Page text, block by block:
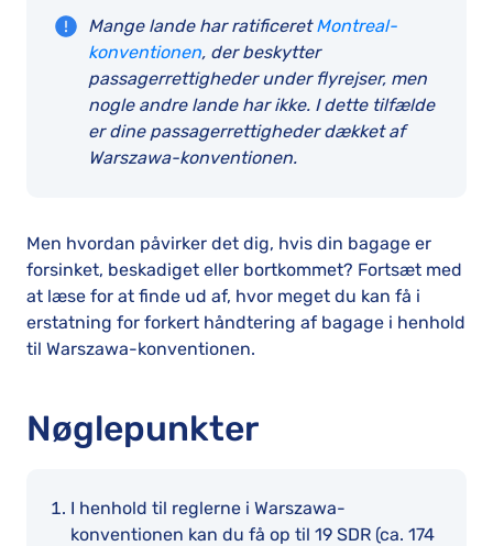
Mange lande har ratificeretMontreal-
konventionen, der beskytter
passagerrettigheder under flyrejser, men
nogle andre lande har ikke. I dette tilfælde
er dine passagerrettigheder dækket af
Warszawa-konventionen.
Men hvordan påvirker det dig, hvis din bagage er
forsinket, beskadiget eller bortkommet? Fortsæt med
at læse for at finde ud af, hvor meget du kan få i
erstatning for forkert håndtering af bagage i henhold
til Warszawa-konventionen.
Nøglepunkter
I henhold til reglerne i Warszawa-
konventionen kan du få op til 19 SDR (ca. 174